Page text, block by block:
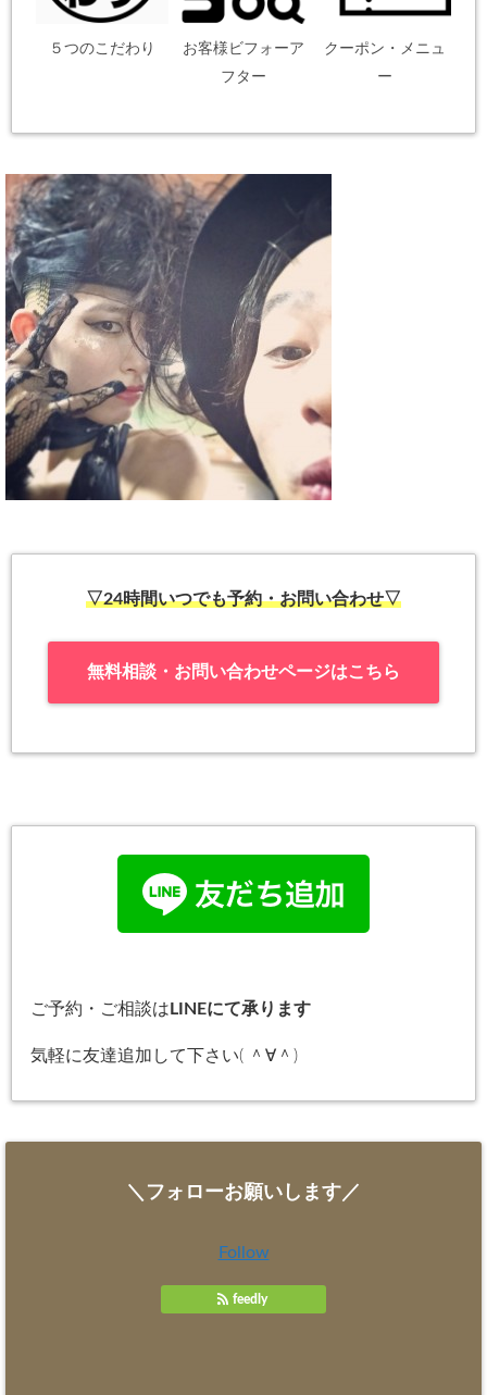
５つのこだわり
お客様ビフォーア
フター
クーポン・メニュ
ー
▽24時間いつでも予約・お問い合わせ▽
無料相談・お問い合わせページはこちら
ご予約・ご相談は LINEにて承ります
気軽に友達追加して下さい( ＾∀＾)
＼フォローお願いします／
Follow
feedly